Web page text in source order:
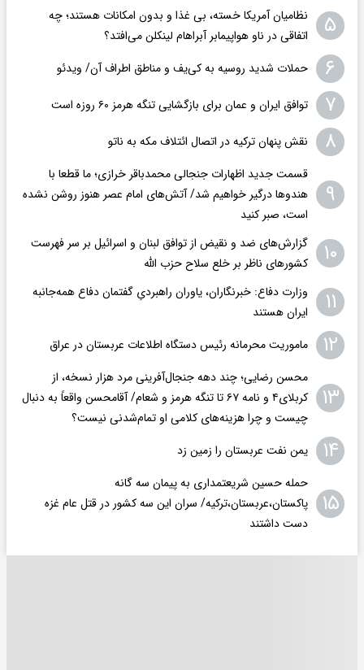
۵
نظامیان آمریکا خسته، بی غذا و بدون امکانات هستند؛ چه
اتفاقی در ناو هواپیمابر آبراهام لینکلن می‌افتد؟
۶ حملات شدید روسیه به کی‌یف و مناطق اطراف آن/ ویدئو
۷ توافق ایران و عمان برای بازگشایی تنگه هرمز ۶۰ روزه است
۸ نقش پنهان ترکیه در اتصال ائتلاف مکه به ناتو
۹
قسمت جدید اظهارات جنجالی محمدباقر خرازی؛ ما قطعا با
هندوها درگیر خواهیم شد/ آتش‌های امام عصر هنوز روشن نشده
است، صبر کنید
۱۰
گزارش‌های ضد و نقیض از توافق لبنان و اسرائیل بر سر فهرست
کشورهای ناظر بر خلع سلاح حزب الله
۱۱
وزارت دفاع: خبرنگاران، یاوران راهبردیِ گفتمان دفاع همه‌جانبه
ایران هستند
۱۲ ماموریت محرمانه رئیس دستگاه اطلاعات عربستان در عراق
۱۳
محسن رضایی؛ چند دهه جنجال‌آفرینی مرد هزار نسخه، از
کربلای۴ و نامه ۶۷ تا تنگه هرمز و شعام/ آقا‌محسن واقعاً به دنبال
چیست و چرا هزینه‌های کلامی او تمام‌شدنی نیست؟
۱۴ یمن نفت عربستان را زمین زد
۱۵
حمله حسین شریعتمداری به پیمان سه گانه
پاکستان،عربستان،ترکیه/ سران این سه کشور در قتل عام غزه
دست داشتند